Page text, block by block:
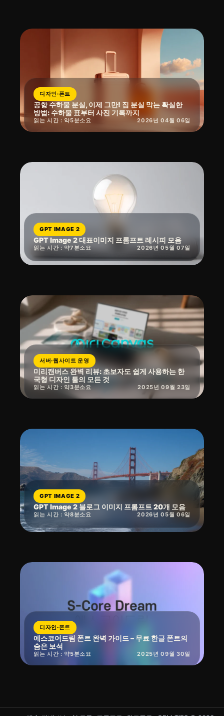
디자인·폰트
공항 수하물 분실, 이제 그만! 짐 분실 막는 확실한
방법: 수하물 표부터 사진 기록까지
읽는 시간 : 약5분소요 2026년 04월 06일
GPT IMAGE 2
GPT Image 2 대표이미지 프롬프트 레시피 모음
읽는 시간 : 약7 분소요 2026년 05월 07일
서버·웹사이트 운영
미리캔버스 완벽 리뷰: 초보자도 쉽게 사용하는 한
국형 디자인 툴의 모든 것
읽는 시간 : 약3분소요 2025년 09월 23일
GPT IMAGE 2
GPT Image 2 블로그 이미지 프롬프트 20개 모음
읽는 시간 : 약8분소요 2026년 05월 06일
디자인·폰트
에스코어드림 폰트 완벽 가이드 – 무료 한글 폰트의
숨은 보석
읽는 시간 : 약5분소요 2025년 09월 30일